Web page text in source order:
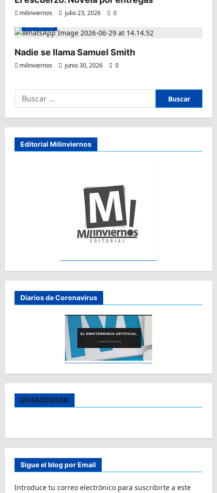
milinviernos julio 23, 2026
0
Mil Asmas
Nadie se llama Samuel Smith
milinviernos junio 30, 2026 0
Buscar:
Editorial Milinviernos
Diarios de Coronavirus
EN FACEBOOK
Sigue el blog por Email
Introduce tu correo electrónico para suscribirte a este